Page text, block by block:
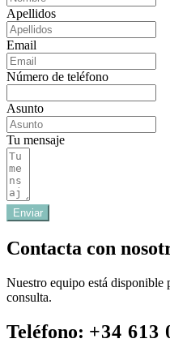
Apellidos
Email
Número de teléfono
Asunto
Tu mensaje
Enviar
Contacta con
Nuestro equipo está disponible
consulta.
Teléfono: +34 613